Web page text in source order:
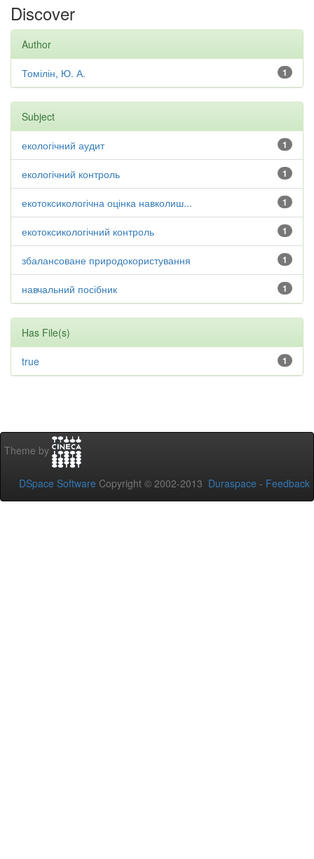
Discover
Author
1
Томілін, Ю. А.
Subject
1
екологічний аудит
1
екологічний контроль
1
екотоксикологічна оцінка навколиш...
1
екотоксикологічний контроль
1
збалансоване природокористування
1
навчальний посібник
Has File(s)
1
true
Theme by
DSpace Software Copyright © 2002-2013 Duraspace - Feedback